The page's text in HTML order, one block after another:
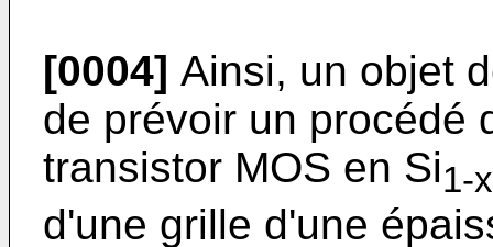
[0004] Ainsi, un objet
de prévoir un procédé
transistor MOS en Si1-x
d'une grille d'une